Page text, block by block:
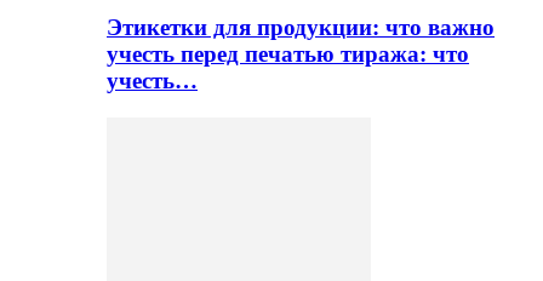
Этикетки для продукции: что важно
учесть перед печатью тиража: что
учесть…